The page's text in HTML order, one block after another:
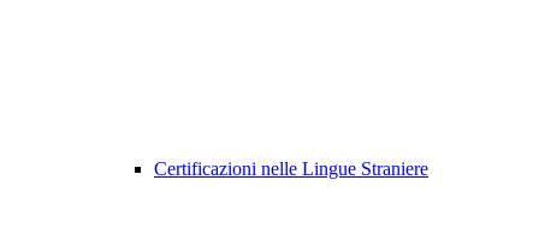
Certificazioni nelle Lingue Straniere